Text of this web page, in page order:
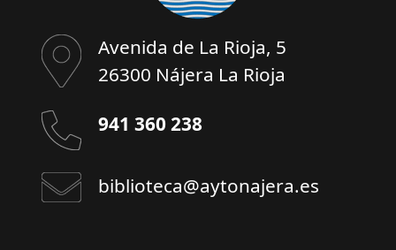
Avenida de La Rioja, 5
26300 Nájera La Rioja
941 360 238
biblioteca@aytonajera.es